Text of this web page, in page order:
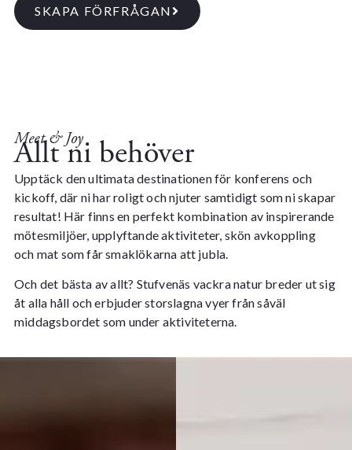
SKAPA FÖRFRÅGAN
Meet & Joy
Allt ni behöver
Upptäck den ultimata destinationen för konferens och
kickoff, där ni har roligt och njuter samtidigt som ni skapar
resultat! Här finns en perfekt kombination av inspirerande
mötesmiljöer, upplyftande aktiviteter, skön avkoppling
och mat som får smaklökarna att jubla.
Och det bästa av allt? Stufvenäs vackra natur breder ut sig
åt alla håll och erbjuder storslagna vyer från såväl
middagsbordet som under aktiviteterna.